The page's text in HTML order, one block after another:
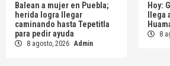
Balean a mujer en Puebla;
herida logra llegar
caminando hasta Tepetitla
para pedir ayuda
8 agosto, 2026 Admin
Hoy:
llega
8